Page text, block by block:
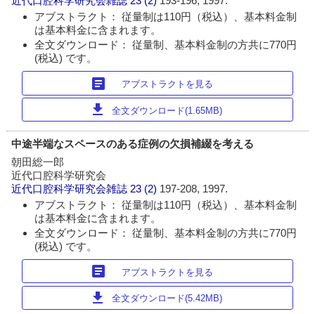
アブストラクト： 従量制は110円（税込）、基本料金制
は基本料金に含まれます。
全文ダウンロード： 従量制、基本料金制の方共に770円
(税込) です。
article アブストラクトを見る
download 全文ダウンロード(1.65MB)
中途半端なスペースのある症例の欠損補綴を考える
朝田総一郎
近代口腔科学研究会
近代口腔科学研究会雑誌 23 (2) 197-208, 1997.
アブストラクト： 従量制は110円（税込）、基本料金制
は基本料金に含まれます。
全文ダウンロード： 従量制、基本料金制の方共に770円
(税込) です。
article アブストラクトを見る
download 全文ダウンロード(5.42MB)